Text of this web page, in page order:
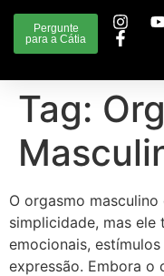
Pergunte
para a Cátia
Tag:
O orgasmo
simplicidade, mas
emocionais,
expressão. Embora o